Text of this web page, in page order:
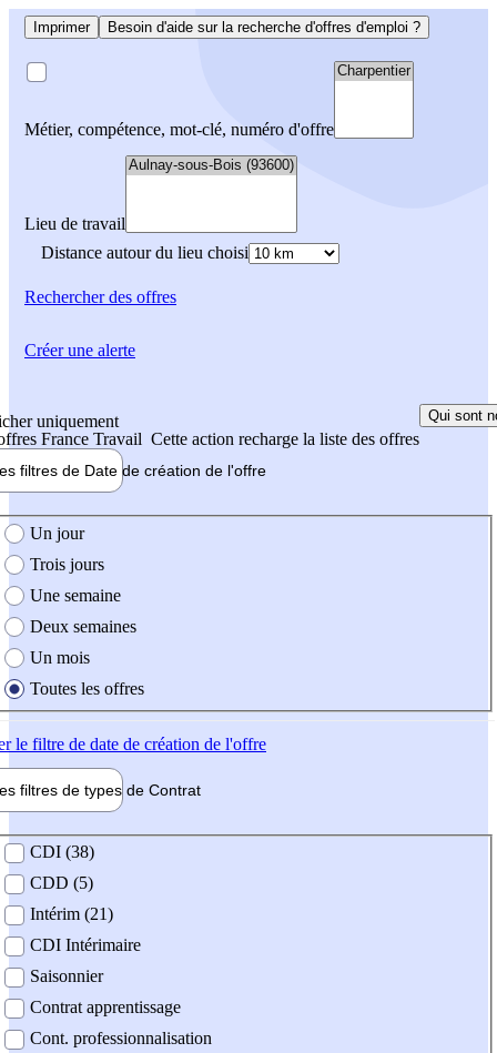
Imprimer Besoin d'aide sur la recherche d'offres d'emploi ?
Métier, compétence, mot-clé, numéro d'offre
Lieu de travail
Distance autour du lieu choisi
Rechercherdes offres
uniquement
France Travail Cette action recharge la liste des offres
Qui sont
filtres de Date de création de l'offre
création de l'offre
Un jour
Trois jours
Une semaine
Deux semaines
Un mois
Toutes les offres
le filtre de date de création de l'offre
filtres de types de Contrat
contrat
CDI (38)
CDD (5)
Intérim (21)
CDI Intérimaire
Saisonnier
Contrat apprentissage
Cont. professionnalisation
Créer une alerte